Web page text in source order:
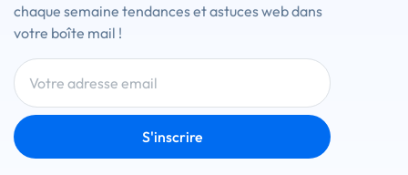
chaque semaine tendances et astuces web dans
votre boîte mail !
S'inscrire